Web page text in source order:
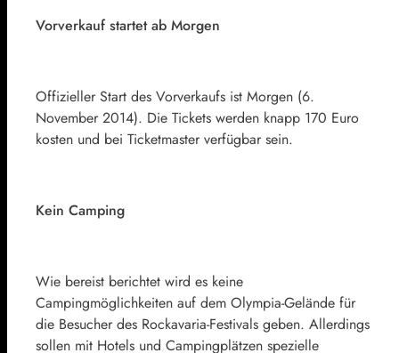
Vorverkauf startet ab Morgen
Offizieller Start des Vorverkaufs ist Morgen (6.
November 2014). Die Tickets werden knapp 170 Euro
kosten und bei Ticketmaster verfügbar sein.
Kein Camping
Wie bereist berichtet wird es keine
Campingmöglichkeiten auf dem Olympia-Gelände für
die Besucher des Rockavaria-Festivals geben. Allerdings
sollen mit Hotels und Campingplätzen spezielle